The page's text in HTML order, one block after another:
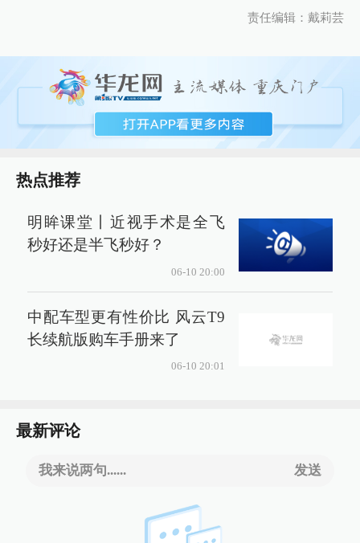
责任编辑：戴莉芸
热点推荐
明眸课堂丨近视手术是全飞
秒好还是半飞秒好？
06-10 20:00
中配车型更有性价比 风云T9
长续航版购车手册来了
06-10 20:01
最新评论
我来说两句...... 发送